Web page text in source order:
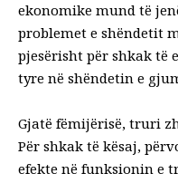
ekonomike mund të
problemet e shëndetit
pjesërisht për shkak të
tyre në shëndetin e
Gjatë fëmijërisë, truri
Për shkak të kësaj,
efekte në funksionin e